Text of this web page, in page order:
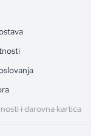
i darovna kartica